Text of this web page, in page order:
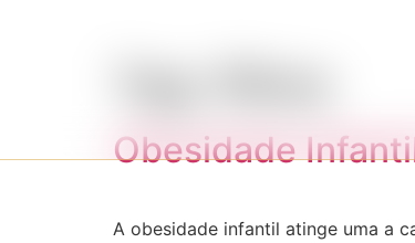
Obesidade
A obesidade infantil atinge uma a